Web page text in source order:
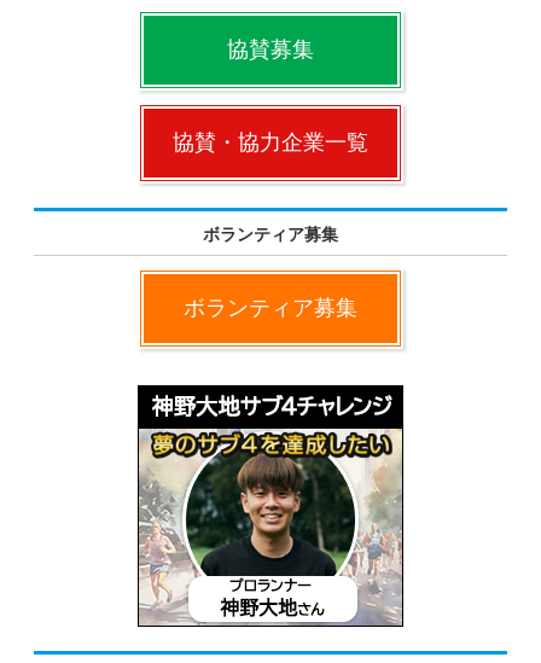
協賛募集
協賛・協力企業一覧
ボランティア募集
ボランティア募集